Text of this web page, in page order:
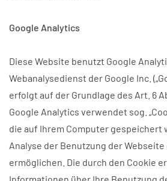
Google Analytics
Diese Website benutzt Google
Webanalysedienst der Google Inc.
erfolgt auf der Grundlage des Art. 6
Google Analytics verwendet sog.
die auf Ihrem Computer gespeichert
Analyse der Benutzung der Webseite
ermöglichen. Die durch den Cookie